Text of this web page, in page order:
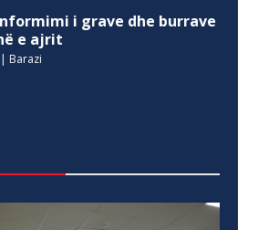
i grave dhe burrave
e ajrit
Barazi